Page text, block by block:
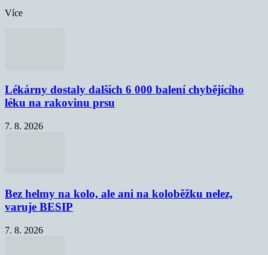
Více
Lékárny dostaly dalších 6 000 balení chybějícího
léku na rakovinu prsu
7. 8. 2026
Bez helmy na kolo, ale ani na koloběžku nelez,
varuje BESIP
7. 8. 2026